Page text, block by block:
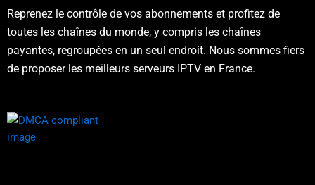
Reprenez le contrôle de vos abonnements et profitez de
toutes les chaînes du monde, y compris les chaînes
payantes, regroupées en un seul endroit. Nous sommes fiers
de proposer les meilleurs serveurs IPTV en France.